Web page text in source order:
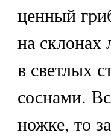
ценный
на склонах
в светлых
соснами.
ножке, то